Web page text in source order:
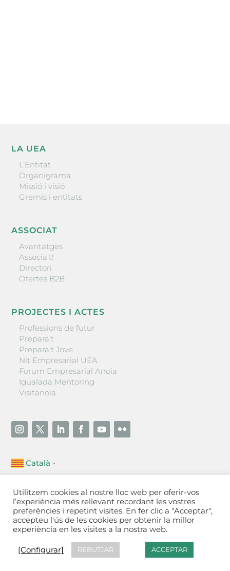
LA UEA
L’Entitat
Organigrama
Missió i visió
Gremis i entitats
ASSOCIAT
Avantatges
Associa’t!
Directori
Ofertes B2B
PROJECTES I ACTES
Professions de futur
Prepara’t
Prepara’t Jove
Nit Empresarial UEA
Forum Empresarial Anoia
Igualada Mentoring
Visitanoia
Català ▼
Unió Empresarial de l’Anoia (UEA)
Ctra. de Manresa, 131, 08700 – Igualada(Barcelona)
Tel 93 805 22 92
Contactar
de cookies [Configurar]
Fet a Igualada per Aladetres
Utilitzem cookies al nostre lloc web per oferir-vos
l’experiència més rellevant recordant les vostres
preferències i repetint visites. En fer clic a "Acceptar",
accepteu l'ús de les cookies per obtenir la millor
experiència en les visites a la nostra web.
[Configurar] REBUTJAR ACCEPTAR